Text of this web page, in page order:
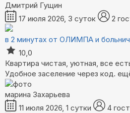
Дмитрий Гущин
17 июля 2026, 3 суток
2
в 2 минутах от ОЛИМПА и
10,0
Квартира чистая, уютная, все
Удобное заселение через код.
марина Захарьева
11 июля 2026, 1 сутки
4